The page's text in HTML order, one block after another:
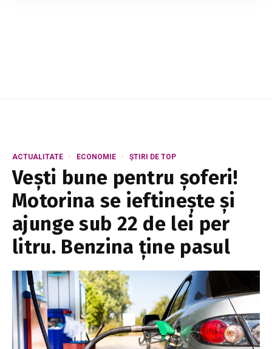
ACTUALITATE ECONOMIE ȘTIRI DE TOP
Vești bune pentru șoferi!
Motorina se ieftinește și
ajunge sub 22 de lei per
litru. Benzina ține pasul